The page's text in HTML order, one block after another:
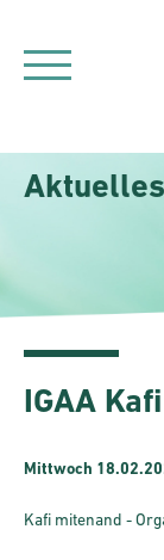
Aktuelles
IGAA
Mittwoch
Kafi mitenand -